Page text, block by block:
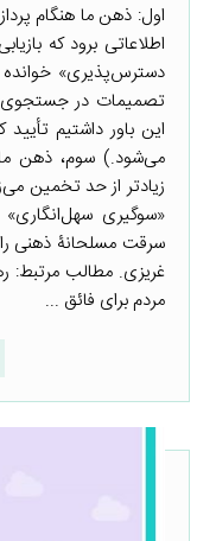
اول: ذهن ما هنگام
اطلاعاتی برود که
دسترس‌پذیری»
تصمیمات در جستجوی
این باور داشتیم
می‌شود.) سوم، ذهن
زیادتر از حد تخمین
«سوگیری
سرقت مسلحانۀ ذهنی را
غریزی. مطالب مرتبط:
مردم برای فائق ...